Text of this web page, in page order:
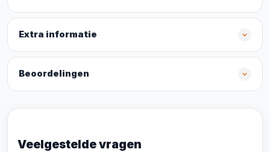
Extra informatie
Beoordelingen
Veelgestelde vragen